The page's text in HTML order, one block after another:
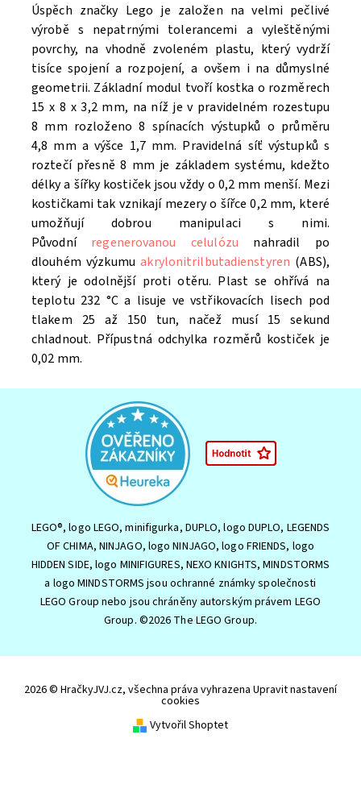
Úspěch značky Lego je založen na velmi pečlivé
výrobě s nepatrnými tolerancemi a vyleštěnými
povrchy, na vhodně zvoleném plastu, který vydrží
tisíce spojení a rozpojení, a ovšem i na důmyslné
geometrii. Základní modul tvoří kostka o rozměrech
15 x 8 x 3,2 mm, na níž je v pravidelném rozestupu
8 mm rozloženo 8 spínacích výstupků o průměru
4,8 mm a výšce 1,7 mm. Pravidelná síť výstupků s
roztečí přesně 8 mm je základem systému, kdežto
délky a šířky kostiček jsou vždy o 0,2 mm menší. Mezi
kostičkami tak vznikají mezery o šířce 0,2 mm, které
umožňují dobrou manipulaci s nimi.
Původní regenerovanou celulózu nahradil po
dlouhém výzkumuakrylonitrilbutadienstyren (ABS),
který je odolnější proti otěru. Plast se ohřívá na
teplotu 232 °C a lisuje ve vstřikovacích lisech pod
tlakem 25 až 150 tun, načež musí 15 sekund
chladnout. Přípustná odchylka rozměrů kostiček je
0,02 mm.
LEGO®, logo LEGO, minifigurka, DUPLO, logo DUPLO, LEGENDS
OF CHIMA, NINJAGO, logo NINJAGO, logo FRIENDS, logo
HIDDEN SIDE, logo MINIFIGURES, NEXO KNIGHTS, MINDSTORMS
a logo MINDSTORMS jsou ochranné známky společnosti
LEGO Group nebo jsou chráněny autorským právem LEGO
Group. ©2026 The LEGO Group.
2026 © HračkyJVJ.cz, všechna práva vyhrazena Upravit nastavení
cookies
Vytvořil Shoptet